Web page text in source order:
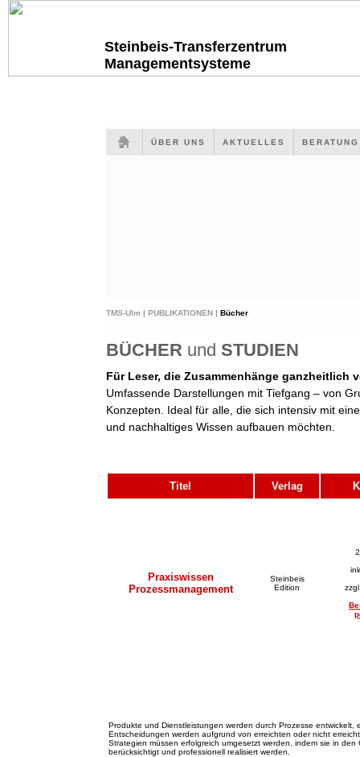
Steinbeis-Transferzentrum
Managementsysteme
ÜBER UNS AKTUELLES
TMS-Ulm | PUBLIKATIONEN | Bücher
BÜCHER und STUDIEN
Für Leser, die Zusammenhänge ganzheitlich
Umfassende Darstellungen mit Tiefgang – von
Konzepten. Ideal für alle, die sich intensiv mit
und nachhaltiges Wissen aufbauen möchten.
Titel Verlag
Praxiswissen
Prozessmanagement
Steinbeis
Edition
Produkte und Dienstleistungen werden durch Prozesse entwickelt,
Entscheidungen werden aufgrund von erreichten oder nicht
Strategien müssen erfolgreich umgesetzt werden, indem sie in
berücksichtigt und professionell realisiert werden.